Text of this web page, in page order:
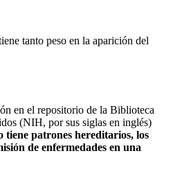
tanto peso en la aparición del
en el repositorio de la Biblioteca
(NIH, por sus siglas en inglés)
tiene patrones hereditarios, los
de enfermedades en una